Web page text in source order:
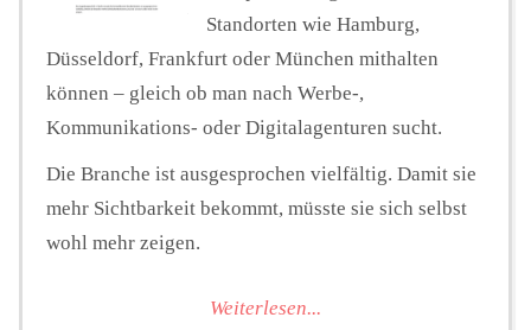
Seminare
Unterstützen
Standorten wie Hamburg,
Düsseldorf, Frankfurt oder München mithalten
können – gleich ob man nach Werbe-,
Kommunikations- oder Digitalagenturen sucht.
Die Branche ist ausgesprochen vielfältig. Damit sie
mehr Sichtbarkeit bekommt, müsste sie sich selbst
wohl mehr zeigen.
Weiterlesen...